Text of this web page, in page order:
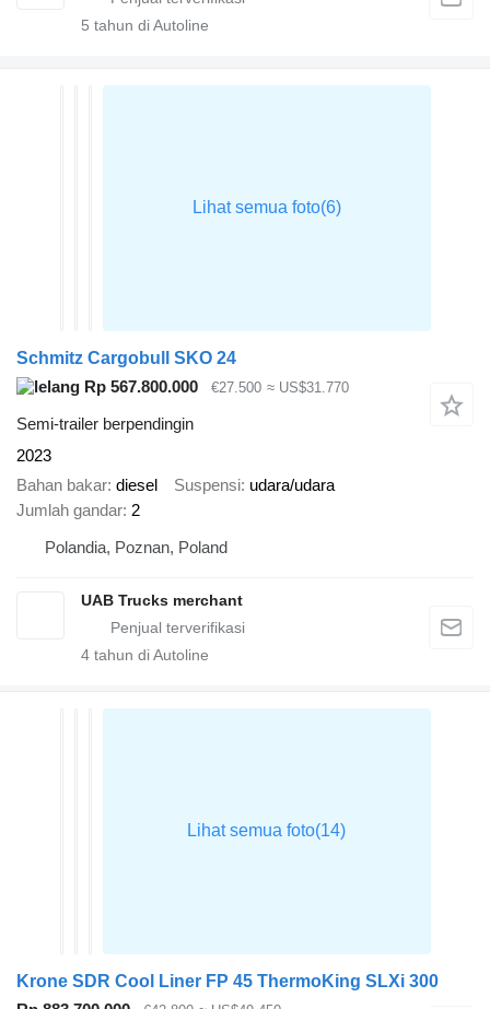
5 tahun di Autoline
Schmitz Cargobull SKO 24
Rp 567.800.000
€27.500 ≈ US$31.770
Semi-trailer berpendingin
2023
Bahan bakar diesel Suspensi udara/udara
Jumlah gandar 2
Polandia, Poznan, Poland
UAB Trucks merchant
4 tahun di Autoline
Krone SDR Cool Liner FP 45 ThermoKing SLXi 300